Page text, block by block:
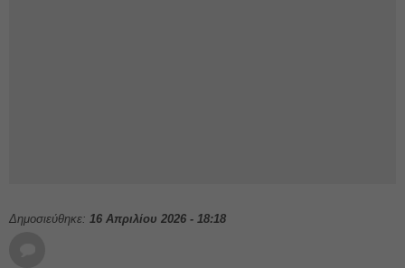
Δημοσιεύθηκε: 16 Απριλίου 2026 - 18:18